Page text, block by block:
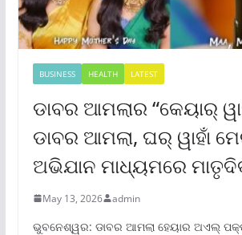
BUSINESS HEALTH LATEST
ଡାବର ଆମଲାର “କେୟାର୍
ଡାବର ଆମଲା, ଘର୍ ୱାହାଁ
ଅଭିଯାନ ମାଧ୍ୟମରେ
May 13, 2026 admin
ଭୁବନେଶ୍ୱର: ଡାବର ଆମଲା ହେୟାର ଅଏଲ୍